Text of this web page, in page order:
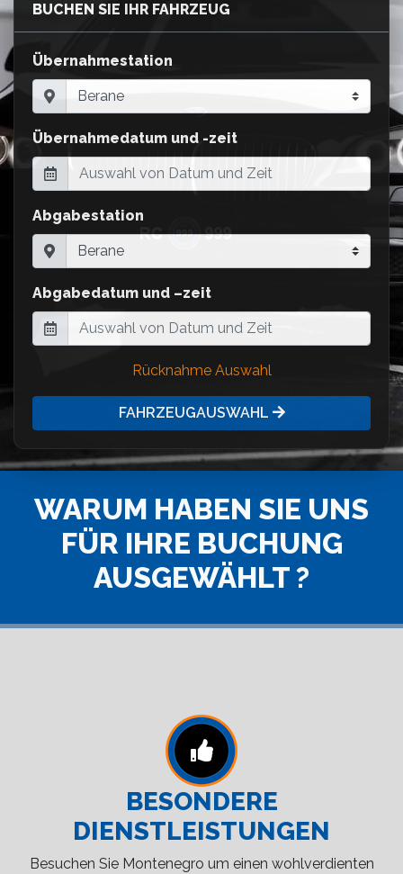
BUCHEN SIE IHR FAHRZEUG
Übernahmestation
Übernahmedatum und -zeit
Abgabestation
Abgabedatum und –zeit
Rücknahme Auswahl
FAHRZEUGAUSWAHL
WARUM HABEN SIE UNS
FÜR IHRE BUCHUNG
AUSGEWÄHLT ?
BESONDERE
DIENSTLEISTUNGEN
Besuchen Sie Montenegro um einen wohlverdienten